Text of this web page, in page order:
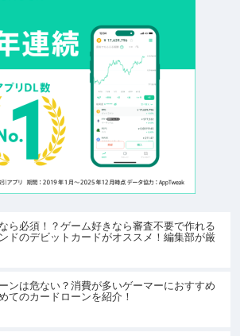
ら必須！？ゲーム好きなら審査不要で作れる
ドのデビットカードがオススメ！編集部が厳
ンは危ない？消費が多いゲーマーにおすすめ
てのカードローンを紹介！